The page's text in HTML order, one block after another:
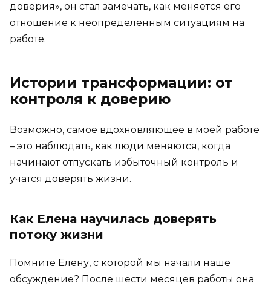
доверия», он стал замечать, как меняется его
отношение к неопределенным ситуациям на
работе.
Истории трансформации: от
контроля к доверию
Возможно, самое вдохновляющее в моей работе
– это наблюдать, как люди меняются, когда
начинают отпускать избыточный контроль и
учатся доверять жизни.
Как Елена научилась доверять
потоку жизни
Помните Елену, с которой мы начали наше
обсуждение? После шести месяцев работы она